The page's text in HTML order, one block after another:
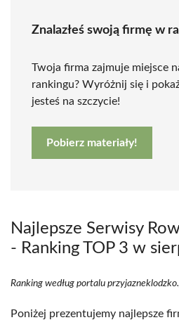
Znalazłeś swoją firmę w
Twoja firma zajmuje miejsce
rankingu? Wyróżnij się i
jesteś na szczycie!
Pobierz materiały!
Najlepsze Serwisy
- Ranking TOP 3 w
Ranking według portalu
Poniżej prezentujemy najlepsze